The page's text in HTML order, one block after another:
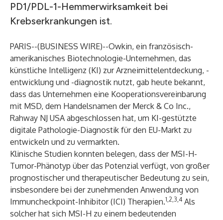
PD1/PDL-1-Hemmerwirksamkeit bei
Krebserkrankungen ist.
PARIS--(BUSINESS WIRE)--Owkin, ein französisch-
amerikanisches Biotechnologie-Unternehmen, das
künstliche Intelligenz (KI) zur Arzneimittelentdeckung, -
entwicklung und -diagnostik nutzt, gab heute bekannt,
dass das Unternehmen eine Kooperationsvereinbarung
mit MSD, dem Handelsnamen der Merck & Co Inc.,
Rahway NJ USA abgeschlossen hat, um KI-gestützte
digitale Pathologie-Diagnostik für den EU-Markt zu
entwickeln und zu vermarkten.
Klinische Studien konnten belegen, dass der MSI-H-
Tumor-Phänotyp über das Potenzial verfügt, von großer
prognostischer und therapeutischer Bedeutung zu sein,
insbesondere bei der zunehmenden Anwendung von
Immuncheckpoint-Inhibitor (ICI) Therapien.1,2,3,4 Als
solcher hat sich MSI-H zu einem bedeutenden